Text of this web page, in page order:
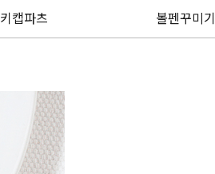
키캡파츠 볼펜꾸미기